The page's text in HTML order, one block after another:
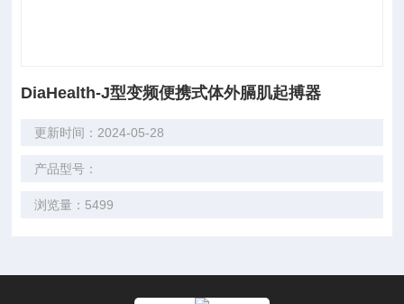
DiaHealth-J型变频便携式体外膈肌起搏器
更新时间：2024-05-28
产品型号：
浏览量：5499